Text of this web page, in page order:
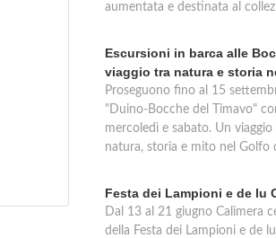
aumentata e destinata al
Escursioni in barca alle
viaggio tra natura e storia
Proseguono fino al 15
"Duino-Bocche del Timavo"
mercoledì e sabato. Un
natura, storia e mito nel Golfo
Festa dei Lampioni e de lu
Dal 13 al 21 giugno Calimera
della Festa dei Lampioni e de